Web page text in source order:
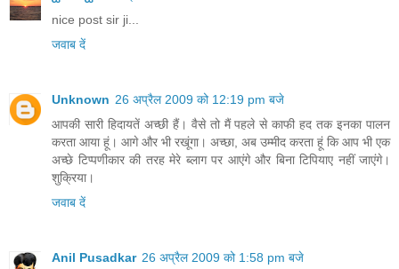
nice post sir ji...
जवाब दें
Unknown 26 अप्रैल 2009 को 12:19 pm बजे
आपकी सारी हिदायतें अच्छी हैं। वैसे तो मैं पहले से काफी हद तक इनका पालन
करता आया हूं। आगे और भी रखूंगा। अच्छा, अब उम्मीद करता हूं कि आप भी एक
अच्छे टिप्पणीकार की तरह मेरे ब्लाग पर आएंगे और बिना टिपियाए नहीं जाएंगे।
शुक्रिया।
जवाब दें
Anil Pusadkar 26 अप्रैल 2009 को 1:58 pm बजे